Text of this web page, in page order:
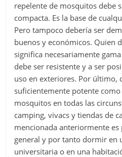
repelente de mosquitos debe
compacta. Es la base de
Pero tampoco debería ser
buenos y económicos. Quien
significa necesariamente
debe ser resistente y a ser
uso en exteriores. Por último,
suficientemente potente
mosquitos en todas las
camping, vivacs y tiendas de
mencionada anteriormente es
general y por tanto dormir en
universitaria o en una